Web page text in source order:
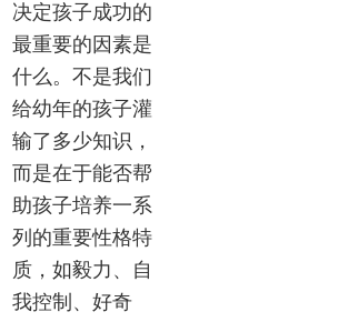
决定孩子成功的
最重要的因素是
什么。不是我们
给幼年的孩子灌
输了多少知识，
而是在于能否帮
助孩子培养一系
列的重要性格特
质，如毅力、自
我控制、好奇